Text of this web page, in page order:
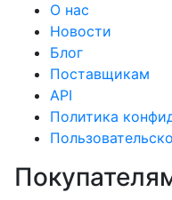
О нас
Новости
Блог
Поставщикам
API
Политика